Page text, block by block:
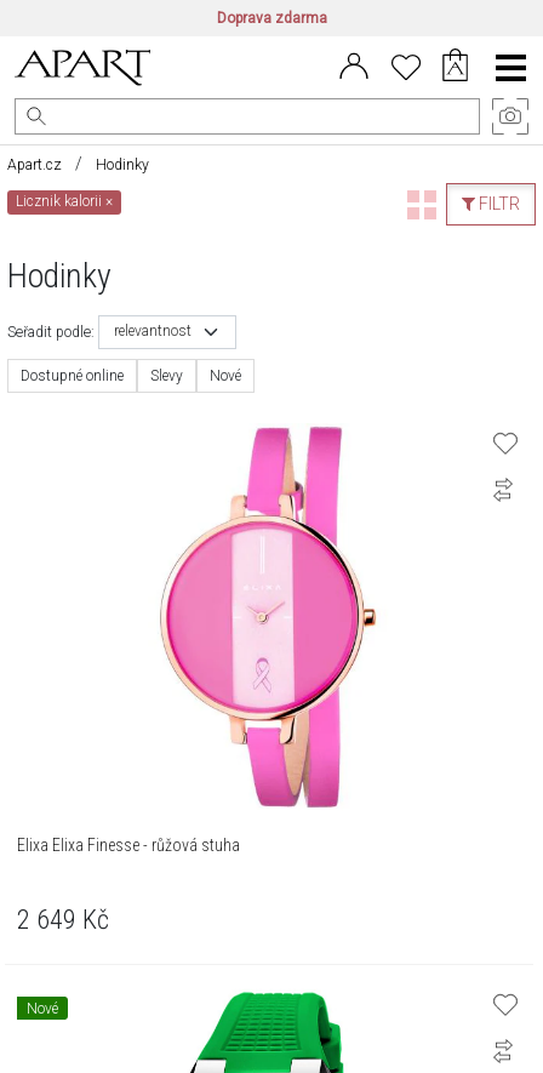
Doprava zdarma
CZ/CZK | EN/EUR PL/PLN
Main
Menu
Apart.cz Hodinky
FILTR
Licznik kalorii×
Hodinky
Seřadit podle: relevantnost
Dostupné online Slevy Nové
Elixa Elixa Finesse - růžová stuha
2 649 Kč
Nové